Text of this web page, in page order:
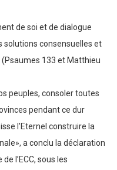
de soi et de dialogue
solutions consensuelles et
133 et Matthieu
peuples, consoler toutes
pendant ce dur
l’Eternel construire la
a conclu la déclaration
l’ECC, sous les